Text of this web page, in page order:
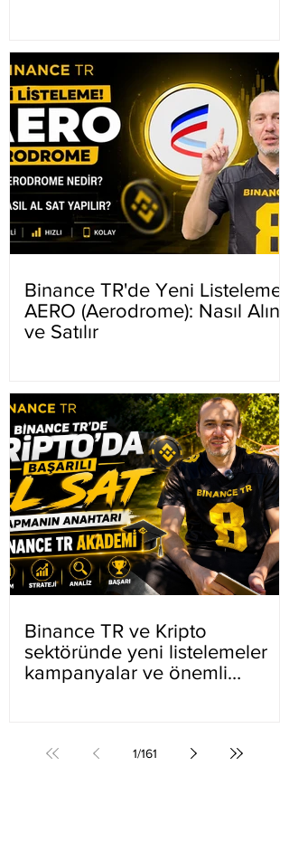
Binance TR'de Yeni Listeleme
AERO (Aerodrome): Nasıl Alınır
ve Satılır
Binance TR ve Kripto
sektöründe yeni listelemeler
kampanyalar ve önemli
1/161